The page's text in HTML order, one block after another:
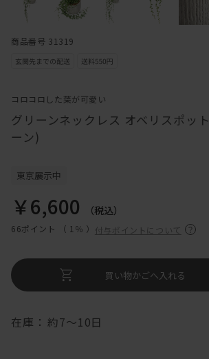
コロコロした葉が可愛い
グリーンネックレス オベリスポッ
ーン)
￥6,600 （税込）
66ポイント （ 1％ ） 付与ポイントについて
在庫： 約7～10日
東京展示中
商品番号 31319